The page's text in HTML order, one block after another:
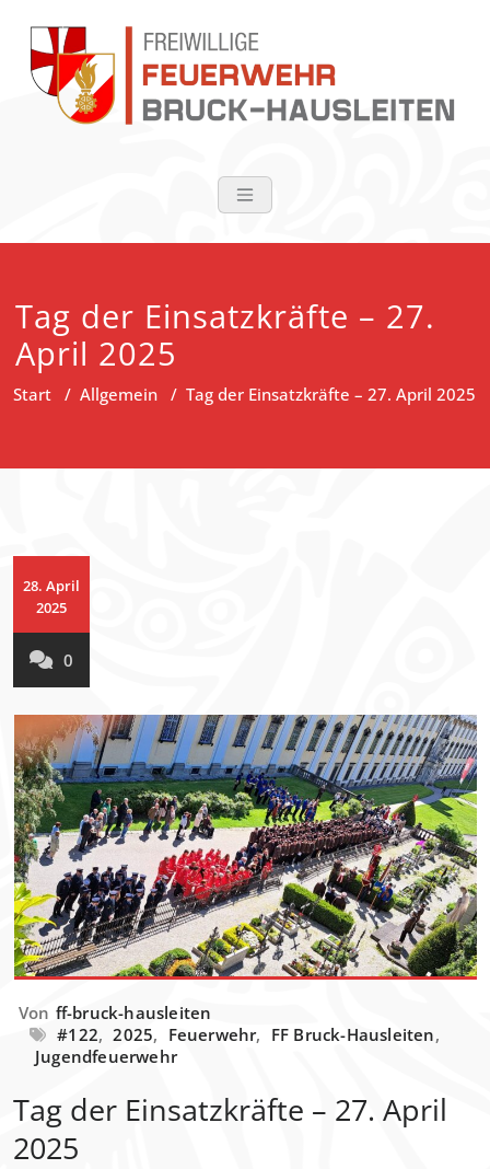
springen
FF Bruck-
Tag der Einsatzkräfte – 27.
April 2025
Start / Allgemein / Tag der Einsatzkräfte – 27. April 2025
28. April
2025
0
Von ff-bruck-hausleiten
#122, 2025, Feuerwehr, FF Bruck-Hausleiten,
Jugendfeuerwehr
Tag der Einsatzkräfte – 27. April
2025